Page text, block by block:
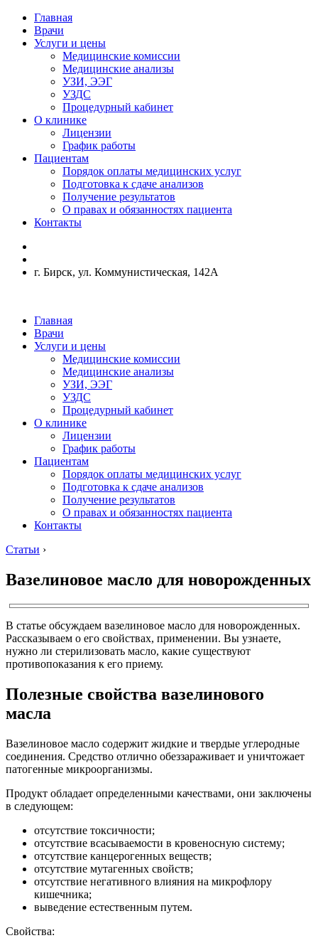
Главная
Врачи
Услуги и цены
Медицинские комиссии
Медицинские анализы
УЗИ, ЭЭГ
УЗДС
Процедурный кабинет
О клинике
Лицензии
График работы
Пациентам
Порядок оплаты медицинских услуг
Подготовка к сдаче анализов
Получение результатов
О правах и обязанностях пациента
Контакты
г. Бирск, ул. Коммунистическая, 142А
Главная
Врачи
Услуги и цены
Медицинские комиссии
Медицинские анализы
УЗИ, ЭЭГ
УЗДС
Процедурный кабинет
О клинике
Лицензии
График работы
Пациентам
Порядок оплаты медицинских услуг
Подготовка к сдаче анализов
Получение результатов
О правах и обязанностях пациента
Контакты
Статьи ›
Вазелиновое масло для новорожденных
В статье обсуждаем вазелиновое масло для новорожденных.
Рассказываем о его свойствах, применении. Вы узнаете,
нужно ли стерилизовать масло, какие существуют
противопоказания к его приему.
Полезные свойства вазелинового
масла
Вазелиновое масло содержит жидкие и твердые углеродные
соединения. Средство отлично обеззараживает и уничтожает
патогенные микроорганизмы.
Продукт обладает определенными качествами, они заключены
в следующем:
отсутствие токсичности;
отсутствие всасываемости в кровеносную систему;
отсутствие канцерогенных веществ;
отсутствие мутагенных свойств;
отсутствие негативного влияния на микрофлору
кишечника;
выведение естественным путем.
Свойства: